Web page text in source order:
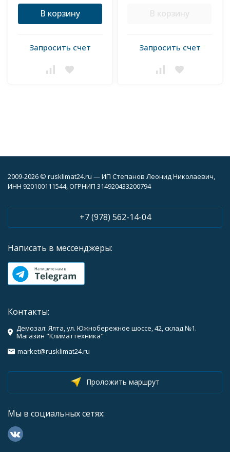
В корзину
Запросить счет
В корзину
Запросить счет
2009-2026 © rusklimat24.ru — ИП Степанов Леонид Николаевич,
ИНН 920100111544, ОГРНИП 314920433200794
+7 (978) 562-14-04
Написать в мессенджеры:
Контакты:
Демозал: Ялта, ул. Южнобережное шоссе, 42, склад №1.
Магазин "Климаттехника"
market@rusklimat24.ru
Проложить маршрут
Мы в социальных сетях: